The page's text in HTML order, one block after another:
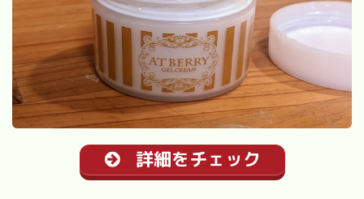
詳細をチェック